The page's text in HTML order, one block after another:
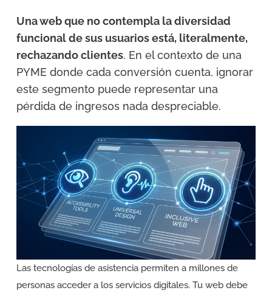
Una web que no contempla la diversidad
funcional de sus usuarios está, literalmente,
rechazando clientes. En el contexto de una
PYME donde cada conversión cuenta, ignorar
este segmento puede representar una
pérdida de ingresos nada despreciable.
Las tecnologías de asistencia permiten a millones de
personas acceder a los servicios digitales. Tu web debe